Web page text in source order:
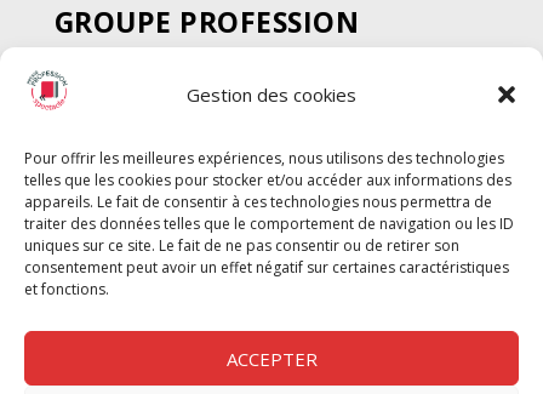
Gestion des cookies
Pour offrir les meilleures expériences, nous utilisons des technologies
telles que les cookies pour stocker et/ou accéder aux informations des
appareils. Le fait de consentir à ces technologies nous permettra de
traiter des données telles que le comportement de navigation ou les ID
uniques sur ce site. Le fait de ne pas consentir ou de retirer son
consentement peut avoir un effet négatif sur certaines caractéristiques
et fonctions.
ACCEPTER
GROUPE PROFESSION
SPECTACLE
Chèque Intermittents
Chèque Compta
Chèque Emploi Spectacle
G-Pods
Profession Audio-visuel